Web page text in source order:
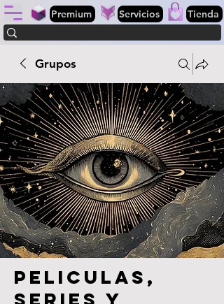
Premium Servicios Tienda
Grupos
Peliculas,